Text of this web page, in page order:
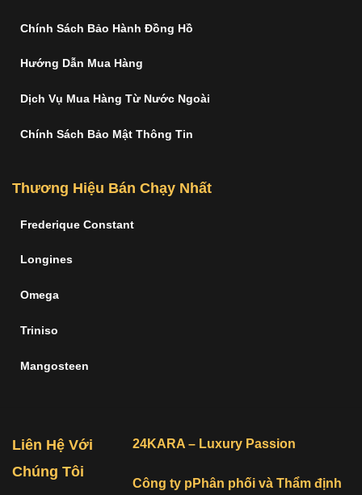
Chính Sách Bảo Hành Đồng Hồ
Hướng Dẫn Mua Hàng
Dịch Vụ Mua Hàng Từ Nước Ngoài
Chính Sách Bảo Mật Thông Tin
Thương Hiệu Bán Chạy Nhất
Frederique Constant
Longines
Omega
Triniso
Mangosteen
Liên Hệ Với
Chúng Tôi
24KARA – Luxury Passion
Công ty pPhân phối và Thẩm định